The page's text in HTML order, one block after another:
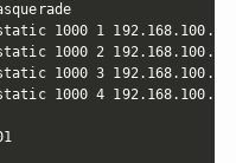
1000 1 192.168.100.1
1000 2 192.168.100.1
1000 3 192.168.100.1
1000 4 192.168.100.1